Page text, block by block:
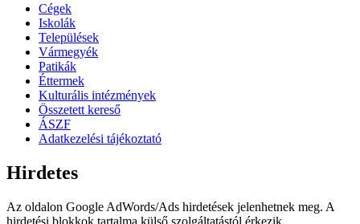
Cégek
Iskolák
Települések
Vármegyék
Patikák
Éttermek
Kulturális intézmények
Összetett kereső
ÁSZF
Adatkezelési tájékoztató
Hirdetes
Az oldalon Google AdWords/Ads hirdetések jelenhetnek meg. A
hirdetési blokkok tartalma külső szolgáltatástól érkezik.